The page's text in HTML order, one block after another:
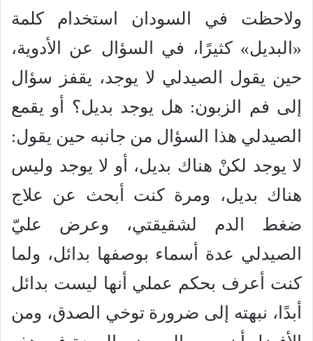
ولاحظت في السودان استخدام كلمة
«البديل» كثيرًا، في السؤال عن الأدوية،
حين يقول الصيدلي لا يوجد، يقفز سؤال
إلى فم الزبون: هل يوجد بديل؟ أو يقمع
الصيدلي هذا السؤال من جانبه حين يقول:
لا يوجد لكنْ هناك بديل، أو لا يوجد وليس
هناك بديل، ومرة كنت أبحث عن علاج
ضغط الدم لشقيقتي، وعرض عليّ
الصيدلي عدة أسماء بوصفها بدائل، ولما
كنت أعرف بحكم عملي أنها ليست بدائل
أبدًا، نبهته إلى ضرورة توخي الصدق، ومن